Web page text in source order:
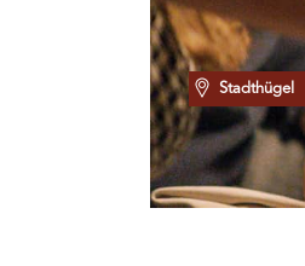
Stadthügel